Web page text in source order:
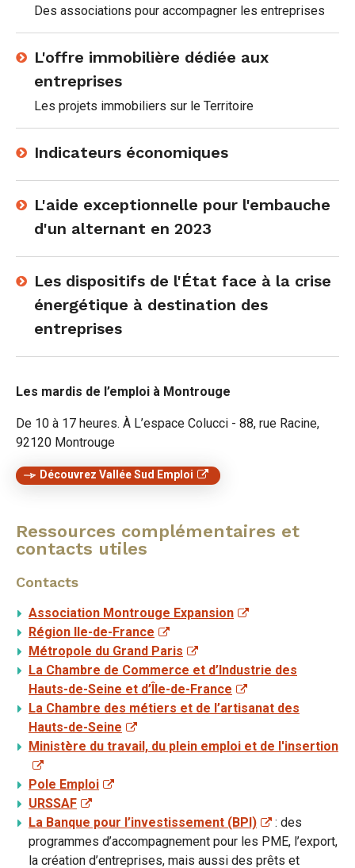
Des associations pour accompagner les entreprises
L'offre immobilière dédiée aux
entreprises
Les projets immobiliers sur le Territoire
Indicateurs économiques
L'aide exceptionnelle pour l'embauche
d'un alternant en 2023
Les dispositifs de l'État face à la crise
énergétique à destination des
entreprises
Les mardis de l’emploi à Montrouge
De 10 à 17 heures. À L’espace Colucci - 88, rue Racine,
92120 Montrouge
Découvrez Vallée Sud Emploi
Ressources complémentaires et
contacts utiles
Contacts
Association Montrouge Expansion
Région Ile-de-France
Métropole du Grand Paris
La Chambre de Commerce et d’Industrie des
Hauts-de-Seine et d’Île-de-France
La Chambre des métiers et de l’artisanat des
Hauts-de-Seine
Ministère du travail, du plein emploi et de l'insertion
Pole Emploi
URSSAF
La Banque pour l’investissement (BPI)
: des
programmes d’accompagnement pour les PME, l’export,
la création d’entreprises, mais aussi des prêts et